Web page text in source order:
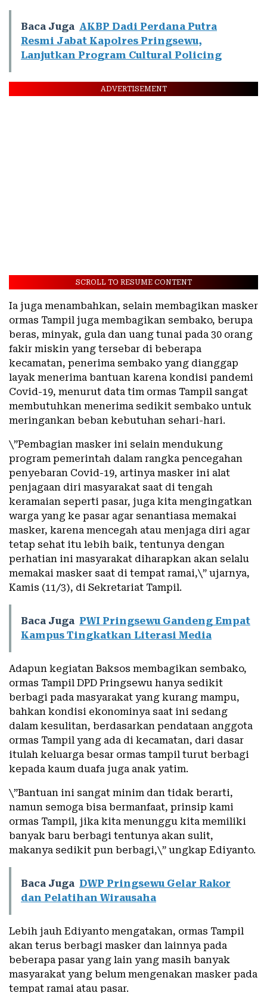
Baca Juga AKBP Dadi Perdana Putra
Resmi Jabat Kapolres Pringsewu,
Lanjutkan Program Cultural Policing
ADVERTISEMENT
SCROLL TO RESUME CONTENT
Ia juga menambahkan, selain membagikan masker
ormas Tampil juga membagikan sembako, berupa
beras, minyak, gula dan uang tunai pada 30 orang
fakir miskin yang tersebar di beberapa
kecamatan, penerima sembako yang dianggap
layak menerima bantuan karena kondisi pandemi
Covid-19, menurut data tim ormas Tampil sangat
membutuhkan menerima sedikit sembako untuk
meringankan beban kebutuhan sehari-hari.
\”Pembagian masker ini selain mendukung
program pemerintah dalam rangka pencegahan
penyebaran Covid-19, artinya masker ini alat
penjagaan diri masyarakat saat di tengah
keramaian seperti pasar, juga kita mengingatkan
warga yang ke pasar agar senantiasa memakai
masker, karena mencegah atau menjaga diri agar
tetap sehat itu lebih baik, tentunya dengan
perhatian ini masyarakat diharapkan akan selalu
memakai masker saat di tempat ramai,\” ujarnya,
Kamis (11/3), di Sekretariat Tampil.
Baca Juga PWI Pringsewu Gandeng Empat
Kampus Tingkatkan Literasi Media
Adapun kegiatan Baksos membagikan sembako,
ormas Tampil DPD Pringsewu hanya sedikit
berbagi pada masyarakat yang kurang mampu,
bahkan kondisi ekonominya saat ini sedang
dalam kesulitan, berdasarkan pendataan anggota
ormas Tampil yang ada di kecamatan, dari dasar
itulah keluarga besar ormas tampil turut berbagi
kepada kaum duafa juga anak yatim.
\”Bantuan ini sangat minim dan tidak berarti,
namun semoga bisa bermanfaat, prinsip kami
ormas Tampil, jika kita menunggu kita memiliki
banyak baru berbagi tentunya akan sulit,
makanya sedikit pun berbagi,\” ungkap Ediyanto.
Baca Juga DWP Pringsewu Gelar Rakor
dan Pelatihan Wirausaha
Lebih jauh Ediyanto mengatakan, ormas Tampil
akan terus berbagi masker dan lainnya pada
beberapa pasar yang lain yang masih banyak
masyarakat yang belum mengenakan masker pada
tempat ramai atau pasar.